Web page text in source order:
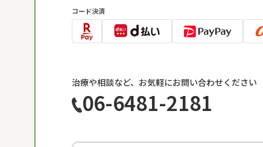
コード決済
治療や相談など、お気軽にお問い合わせください
06-6481-2181